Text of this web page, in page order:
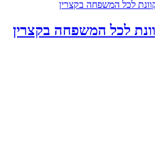
לכל המשפחה בקצרין